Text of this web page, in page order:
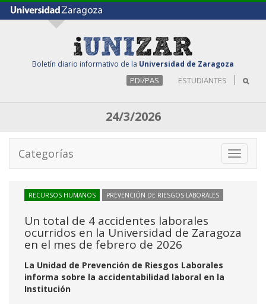
Boletín diario informativo de la Universidad de Zaragoza
PDI/PAS ESTUDIANTES
24/3/2026
Toggle
Categorías
RECURSOS HUMANOS PREVENCIÓN DE RIESGOS LABORALES
Un total de 4 accidentes laborales
ocurridos en la Universidad de Zaragoza
en el mes de febrero de 2026
La Unidad de Prevención de Riesgos Laborales
informa sobre la accidentabilidad laboral en la
Institución